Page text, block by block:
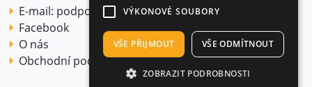
E-mail: podpora@citace.com
Facebook
O nás
Obchodní podmínky
VÝKONOVÉ SOUBORY
VŠE PŘIJMOUT VŠE ODMÍTNOUT
ZOBRAZIT PODROBNOSTI